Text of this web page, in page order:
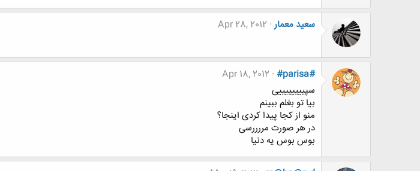
سعید معمار Apr 28, 2012
#parisa#
Apr 18, 2012
سپییییییییی
بیا تو بغلم ببینم
منو از کجا پیدا کردی اینجا؟
در هر صورت مررررسی
بوس بوس یه دنیا